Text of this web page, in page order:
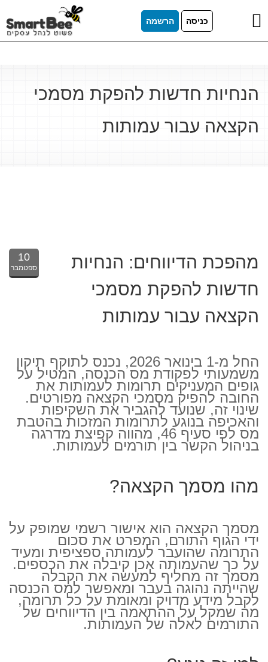
כניסה הרשמה
הנחיות חדשות להפקת מסמכי
הקצאה עבור עמותות
10
ספטמבר
מהפכת הדיווחים: הנחיות
חדשות להפקת מסמכי
הקצאה עבור עמותות
החל מ-1 בינואר 2026, נכנס לתוקף תיקון
משמעותי לפקודת מס הכנסה, המטיל על
גופים המעניקים תרומות לעמותות את
החובה להפיק מסמכי הקצאה מפורטים.
שינוי זה, שנועד להגביר את השקיפות
והאכיפה בנוגע לתרומות המזכות בהטבת
מס לפי סעיף 46, מהווה קפיצת מדרגה
בניהול הקשר בין תורמים לעמותות.
מהו מסמך הקצאה?
מסמך הקצאה הוא אישור רשמי שמופק על
ידי הגוף התורם, המפרט את סכום
התרומה שהועבר לעמותה ספציפית ומעיד
על כך שהעמותה אכן קיבלה את הכספים.
מסמך זה מחליף למעשה את הקבלה
שהייתה נהוגה בעבר ומאפשר למס הכנסה
לקבל מידע מדויק ומאומת על כל תרומה,
מה שמקל על ההתאמה בין הדיווחים של
התורמים לאלה של העמותות.